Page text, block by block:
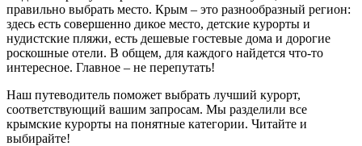
правильно выбрать место. Крым – это разнообразный регион:
здесь есть совершенно дикое место, детские курорты и
нудистские пляжи, есть дешевые гостевые дома и дорогие
роскошные отели. В общем, для каждого найдется что-то
интересное. Главное – не перепутать!
Наш путеводитель поможет выбрать лучший курорт,
соответствующий вашим запросам. Мы разделили все
крымские курорты на понятные категории. Читайте и
выбирайте!